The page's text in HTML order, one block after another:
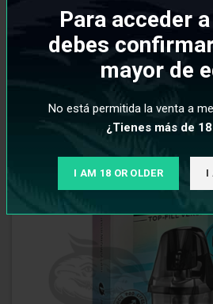
Para acceder
debes
mayor de
No está permitida la venta a
¿Tienes más de
I AM 18 OR OLDER I
PRODUCTOS